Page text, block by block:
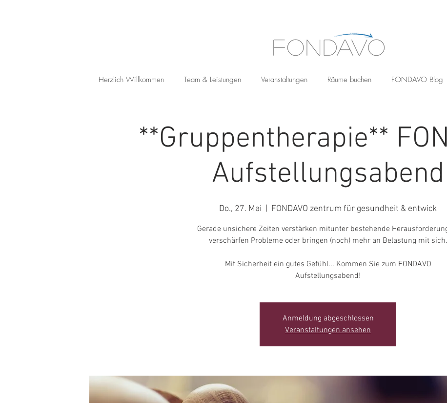
Herzlich Willkommen Team & Leistungen Veranstaltungen Räume buchen FONDAVO Blog
**Gruppentherapie**
Aufstellungsabend
Do., 27. Mai FONDAVO zentrum für gesundheit & entwick
Gerade unsichere Zeiten verstärken mitunter bestehende
verschärfen Probleme oder bringen (noch) mehr an Belastung mit sich.
Mit Sicherheit ein gutes Gefühl... Kommen Sie zum FONDAVO
Aufstellungsabend!
Anmeldung abgeschlossen
Veranstaltungen ansehen